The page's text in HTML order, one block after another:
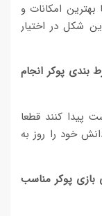
امکانات و
شکل در اختیار
بندی پوکر انجام
پیدا کنند قطعا
خود را روز به
بازی پوکر مناسب